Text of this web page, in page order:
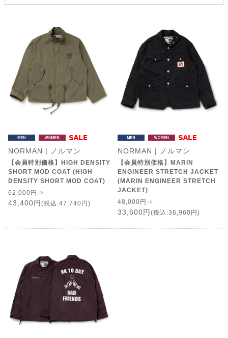
NORMAN | ノルマン
【会員特別価格】HIGH DENSITY
SHORT MOD COAT (HIGH
DENSITY SHORT MOD COAT)
62,000円⇒
43,400円 (税込:47,740円)
NORMAN | ノルマン
【会員特別価格】MARIN
ENGINEER STRETCH JACKET
(MARIN ENGINEER STRETCH
JACKET)
48,000円⇒
33,600円 (税込:36,960円)